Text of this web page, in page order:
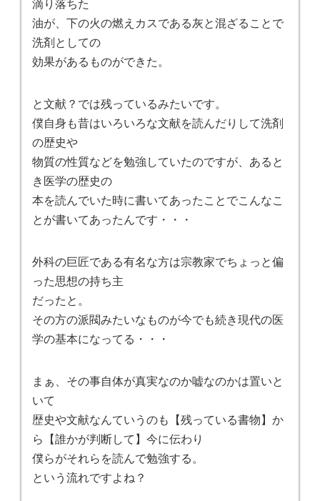
油が、下の火の燃えカスである灰と混ざることで
洗剤としての
効果があるものができた。
と文献？では残っているみたいです。
僕自身も昔はいろいろな文献を読んだりして洗剤
の歴史や
物質の性質などを勉強していたのですが、あると
き医学の歴史の
本を読んでいた時に書いてあったことでこんなこ
とが書いてあったんです・・・
外科の巨匠である有名な方は宗教家でちょっと偏
った思想の持ち主
だったと。
その方の派閥みたいなものが今でも続き現代の医
学の基本になってる・・・
まぁ、その事自体が真実なのか嘘なのかは置いと
いて
歴史や文献なんていうのも【残っている書物】か
ら【誰かが判断して】今に伝わり
僕らがそれらを読んで勉強する。
という流れですよね？